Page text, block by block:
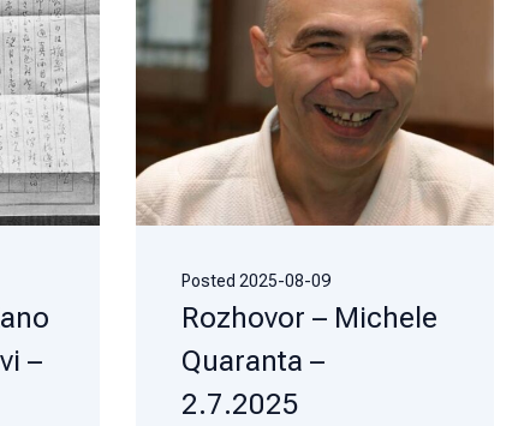
–
Posted 2025-08-09
Rozhovor – Michele
Quaranta –
2.7.2025